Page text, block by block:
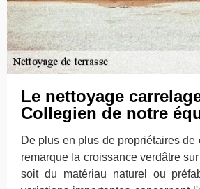
Le nettoyage
Collegien de notre
De plus en plus de propriétaires de
remarque la croissance verdâtre
soit du matériau naturel ou